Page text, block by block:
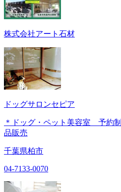
株式会社アート石材
ドッグサロンセピア
＊ドッグ・ペット美容室 予約
品販売
千葉県柏市
04-7133-0070